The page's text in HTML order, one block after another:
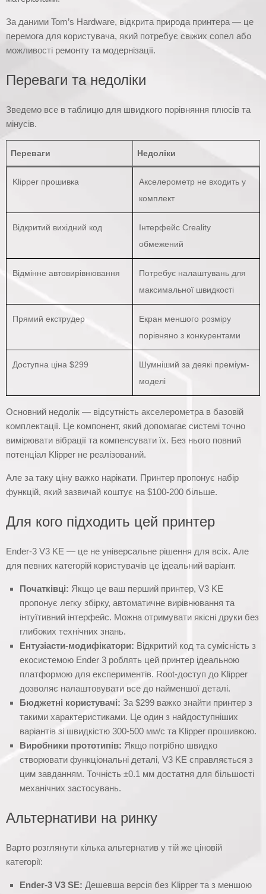
За даними Tom’s Hardware, відкрита природа принтера — це
перемога для користувача, який потребує свіжих сопел або
можливості ремонту та модернізації.
Переваги та недоліки
Зведемо все в таблицю для швидкого порівняння плюсів та
мінусів.
Переваги Недоліки
Klipper прошивка
Акселерометр не входить у
комплект
Відкритий вихідний код
Інтерфейс Creality
обмежений
Відмінне автовирівнювання
Потребує налаштувань для
максимальної швидкості
Прямий екструдер
Екран меншого розміру
порівняно з конкурентами
Доступна ціна $299
Шумніший за деякі преміум-
моделі
Основний недолік — відсутність акселерометра в базовій
комплектації. Це компонент, який допомагає системі точно
вимірювати вібрації та компенсувати їх. Без нього повний
потенціал Klipper не реалізований.
Але за таку ціну важко нарікати. Принтер пропонує набір
функцій, який зазвичай коштує на $100-200 більше.
Для кого підходить цей принтер
Ender-3 V3 KE — це не універсальне рішення для всіх. Але
для певних категорій користувачів це ідеальний варіант.
Початківці: Якщо це ваш перший принтер, V3 KE
пропонує легку збірку, автоматичне вирівнювання та
інтуїтивний інтерфейс. Можна отримувати якісні друки без
глибоких технічних знань.
Ентузіасти-модифікатори: Відкритий код та сумісність з
екосистемою Ender 3 роблять цей принтер ідеальною
платформою для експериментів. Root-доступ до Klipper
дозволяє налаштовувати все до найменшої деталі.
Бюджетні користувачі: За $299 важко знайти принтер з
такими характеристиками. Це один з найдоступніших
варіантів зі швидкістю 300-500 мм/с та Klipper прошивкою.
Виробники прототипів: Якщо потрібно швидко
створювати функціональні деталі, V3 KE справляється з
цим завданням. Точність ±0.1 мм достатня для більшості
механічних застосувань.
Альтернативи на ринку
Варто розглянути кілька альтернатив у тій же ціновій
категорії:
Ender-3 V3 SE: Дешевша версія без Klipper та з меншою